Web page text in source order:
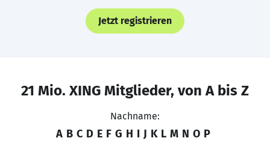
Jetzt registrieren
21 Mio. XING Mitglieder, von A bis Z
Nachname:
A B C D E F G H I J K L M N O P